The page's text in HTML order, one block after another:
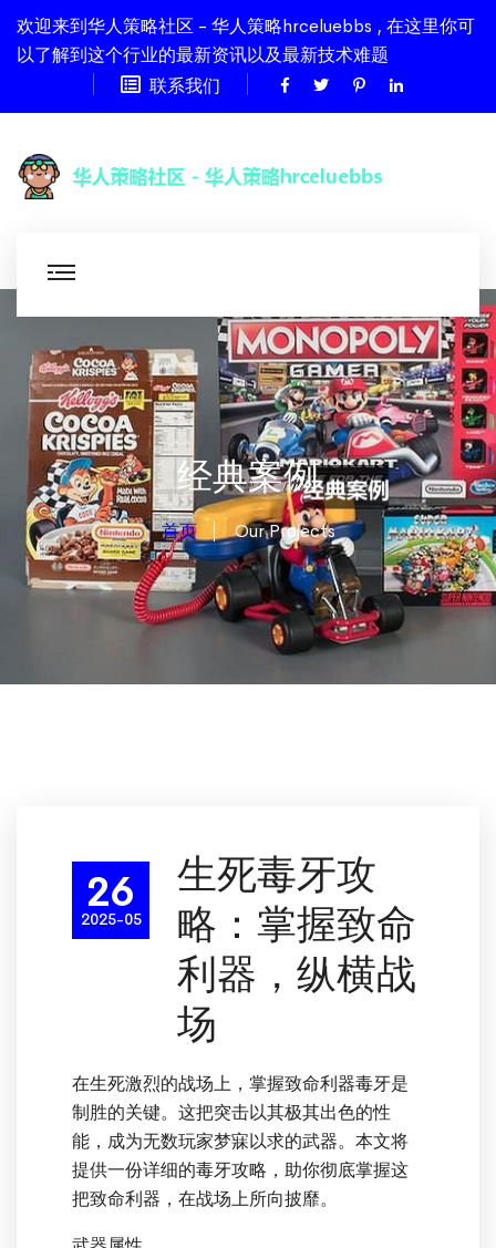
欢迎来到华人策略社区 - 华人策略hrceluebbs , 在这里你可
以了解到这个行业的最新资讯以及最新技术难题
联系我们
经典案例
首页 Our Projects
26
2025-05
生死毒牙攻
略：掌握致命
利器，纵横战
场
在生死激烈的战场上，掌握致命利器毒牙是
制胜的关键。这把突击以其极其出色的性
能，成为无数玩家梦寐以求的武器。本文将
提供一份详细的毒牙攻略，助你彻底掌握这
把致命利器，在战场上所向披靡。